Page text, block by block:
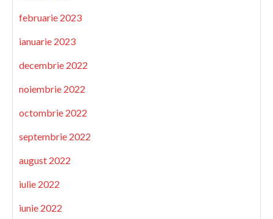
februarie 2023
ianuarie 2023
decembrie 2022
noiembrie 2022
octombrie 2022
septembrie 2022
august 2022
iulie 2022
iunie 2022